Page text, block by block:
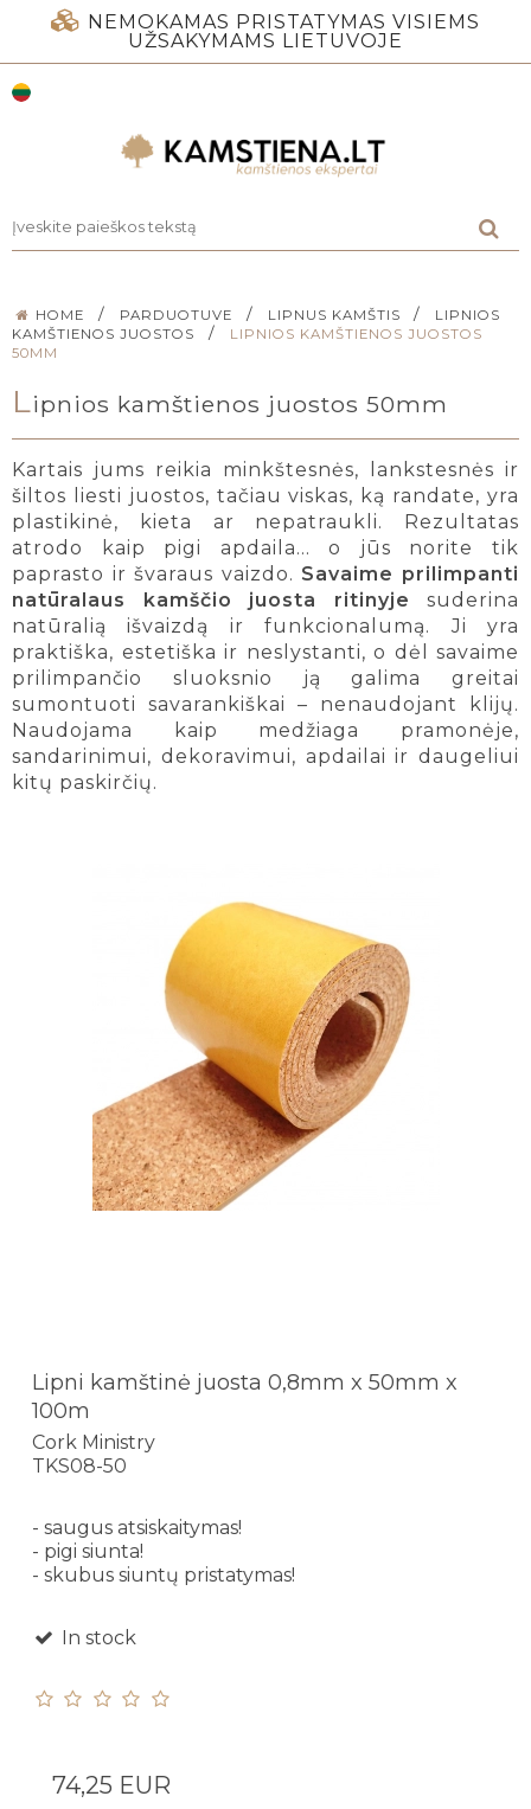
NEMOKAMAS PRISTATYMAS VISIEMS
UŽSAKYMAMS LIETUVOJE
HOME / PARDUOTUVE / LIPNUS KAMŠTIS /
LIPNIOS
KAMŠTIENOS JUOSTOS
/
LIPNIOS KAMŠTIENOS JUOSTOS
50MM
Lipnios kamštienos juostos 50mm
Kartais jums reikia minkštesnės, lankstesnės ir
šiltos liesti juostos, tačiau viskas, ką randate, yra
plastikinė, kieta ar nepatraukli. Rezultatas
atrodo kaip pigi apdaila… o jūs norite tik
paprasto ir švaraus vaizdo. Savaime prilimpanti
natūralaus kamščio juosta ritinyje suderina
natūralią išvaizdą ir funkcionalumą. Ji yra
praktiška, estetiška ir neslystanti, o dėl savaime
prilimpančio sluoksnio ją galima greitai
sumontuoti savarankiškai – nenaudojant klijų.
Naudojama kaip medžiaga pramonėje,
sandarinimui, dekoravimui, apdailai ir daugeliui
kitų paskirčių.
Lipni kamštinė juosta 0,8mm x 50mm x
100m
Cork Ministry
TKS08-50
- saugus atsiskaitymas!
- pigi siunta!
- skubus siuntų pristatymas!
In stock
74,25 EUR